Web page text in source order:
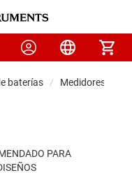
baterías Medidores de